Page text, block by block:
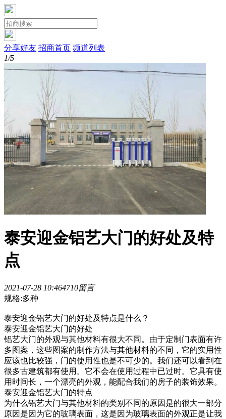
分享好友 招商首页 频道列表
1/5
泰安迎金铝艺大门的好处及特
点
2021-07-28 10:464710留言
规格:多种
泰安迎金铝艺大门的好处及特点是什么？
泰安迎金铝艺大门的好处
铝艺大门的外观与其他材料有很大不同。由于定制门表面有许
多图案，这些图案的制作方法与其他材料的不同，它的实用性
应该也比较强，门的使用性也是不可少的。我们还可以看到在
很多古建筑都有使用。它不会在使用过程中已过时。它具有使
用时间长，一个漂亮的外观，能配合我们的房子的装饰效果。
泰安迎金铝艺大门的特点
为什么铝艺大门与其他材料的类别不同的原因是的很大一部分
原因是因为它的玻璃表面，这是因为玻璃表面的外观正是让我